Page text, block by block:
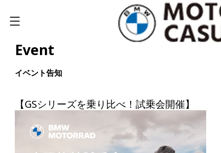
Event
イベント告知
【GSシリーズを乗り比べ！試乗会開催】